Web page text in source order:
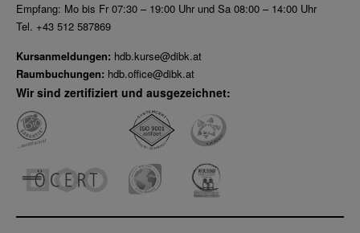
Empfang: Mo bis Fr 07:30 – 19:00 Uhr und Sa 08:00 – 14:00 Uhr
Tel. +43 512 587869
Kursanmeldungen: hdb.kurse@dibk.at
Raumbuchungen: hdb.office@dibk.at
Wir sind zertifiziert und ausgezeichnet: